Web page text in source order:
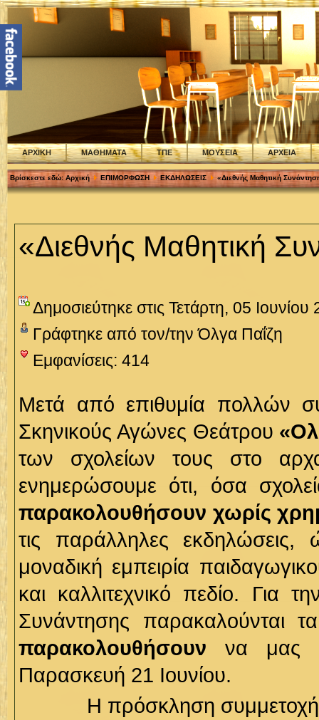
ΑΡΧΙΚΗ ΜΑΘΗΜΑΤΑ ΤΠΕ ΜΟΥΣΕΙΑ ΑΡΧΕΙΑ
Βρίσκεστε εδώ: Αρχική ΕΠΙΜΟΡΦΩΣΗ ΕΚΔΗΛΩΣΕΙΣ «Διεθνής Μαθητική
«Διεθνής Μαθητική
Δημοσιεύτηκε στις Τετάρτη, 05
Γράφτηκε από τον/την Όλγα Παΐζη
Εμφανίσεις: 414
Μετά από επιθυμία πολλών
Σκηνικούς Αγώνες Θεάτρου
των σχολείων τους στο
ενημερώσουμε ότι, όσα
παρακολουθήσουν χωρίς
τις παράλληλες
μοναδική εμπειρία
και καλλιτεχνικό πεδίο. Για
Συνάντησης παρακαλούνται
παρακολουθήσουν να μας
Παρασκευή 21 Ιουνίου.
Η πρόσκληση συμμετοχής